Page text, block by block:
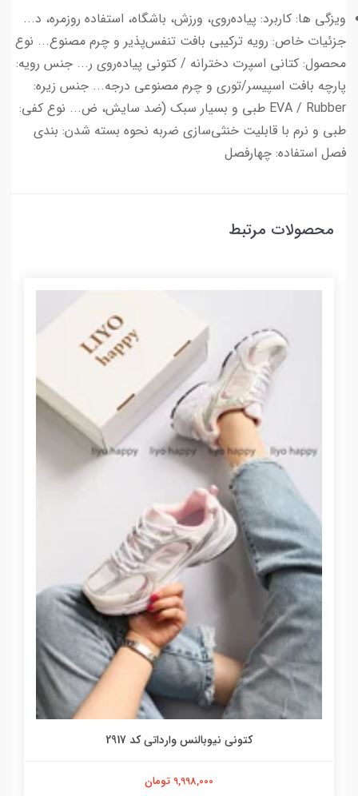
ویزگی ها: کاربرد: پیاده‌روی، ورزش، باشگاه، استفاده روزمره، د...
جزئیات خاص: رویه ترکیبی بافت تنفس‌پذیر و چرم مصنوع... نوع
محصول: کتانی اسپرت دخترانه / کتونی پیاده‌روی ر... جنس رویه:
پارچه بافت اسپیسر/توری و چرم مصنوعی درجه... جنس زیره:
EVA / Rubber طبی و بسیار سبک (ضد سایش، ض... نوع کفی:
طبی و نرم با قابلیت خنثی‌سازی ضربه نحوه بسته شدن: بندی
فصل استفاده: چهارفصل
محصولات مرتبط
کتونی نیوبالنس وارداتی کد 2917
9,998,000 تومان